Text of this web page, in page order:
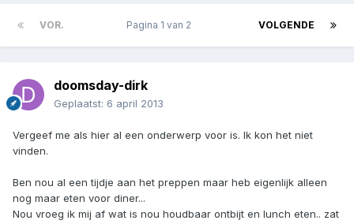
VOR. VOLGENDE
Pagina 1 van 2
doomsday-dirk
Geplaatst: 6 april 2013
Vergeef me als hier al een onderwerp voor is. Ik kon het niet
vinden.
Ben nou al een tijdje aan het preppen maar heb eigenlijk alleen
nog maar eten voor diner...
Nou vroeg ik mij af wat is nou houdbaar ontbijt en lunch eten.. zat